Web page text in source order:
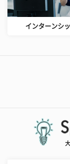
インターンシ